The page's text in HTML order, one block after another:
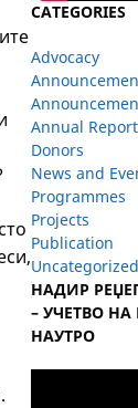
CATEGORIES
Advocacy
Annual Report
Donors
News and
Programmes
Projects
Publication
Uncategorized
НАДИР
– УЧЕТВО
НАУТРО